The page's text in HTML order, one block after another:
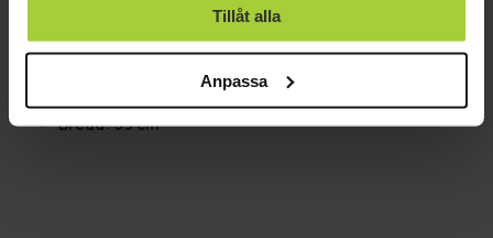
Tillåt alla
Anpassa
Vikt: 113 kg
Bredd: 39 cm